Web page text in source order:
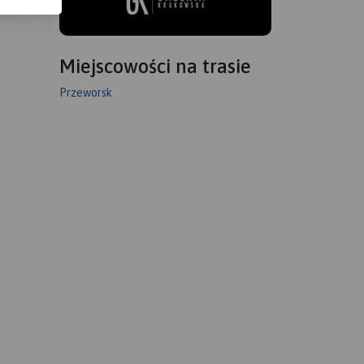
Miejscowości na trasie
Przeworsk